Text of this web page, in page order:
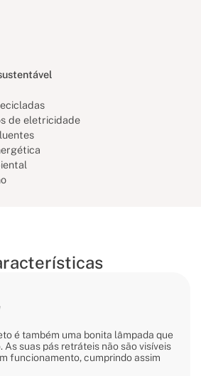
de eletricidade
é também uma bonita lâmpada que
As suas pás retráteis não são visíveis
funcionamento, cumprindo assim